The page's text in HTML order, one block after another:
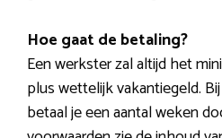
Hoe gaat de betaling?
Een werkster zal altijd het
plus wettelijk vakantiegeld.
betaal je een aantal weken